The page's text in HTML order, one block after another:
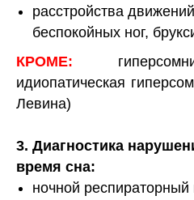
расстройства
беспокойных ног,
КРОМЕ:
идиопатическая
Левина)
3. Диагностика
время сна:
ночной